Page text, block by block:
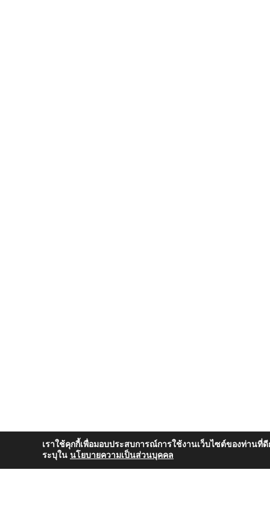
เราใช้คุกกี้เพื่อมอบประสบการณ์การใช้งานเว็บไซต์ของท่านที่
ระบุใน นโยบายความเป็นส่วนบุคคล